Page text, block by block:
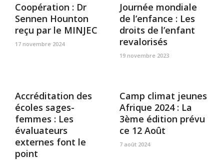
Coopération : Dr
Sennen Hounton
reçu par le MINJEC
17 novembre 2024
Journée mondiale
de l’enfance : Les
droits de l’enfant
revalorisés
19 novembre 2023
Accréditation des
écoles sages-
femmes : Les
évaluateurs
externes font le
point
Camp climat jeunes
Afrique 2024 : La
3ème édition prévu
ce 12 Août
7 août 2024